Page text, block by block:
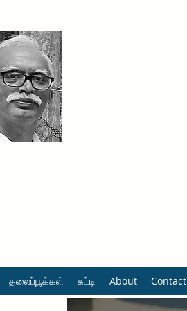
தலைப்பூக்கள் சுட்டி About Contact